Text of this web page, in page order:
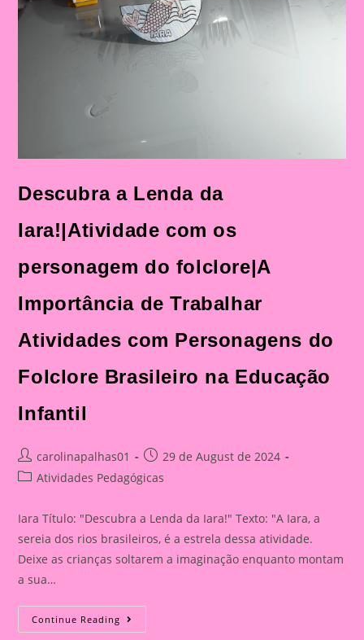
Infantil
Descubra a Lenda da
Iara!|Atividade com os
personagem do folclore|A
Importância de Trabalhar
Atividades com Personagens do
Folclore Brasileiro na Educação
Infantil
Post
author:
carolinapalhas01
Post
published:
29 de August de 2024
PostAtividades Pedagógicas
Iara Título: "Descubra a Lenda da Iara!" Texto: "A Iara, a
sereia dos rios brasileiros, é a estrela dessa atividade.
Deixe as crianças soltarem a imaginação enquanto montam
a sua…
Continue Reading Descubra
A